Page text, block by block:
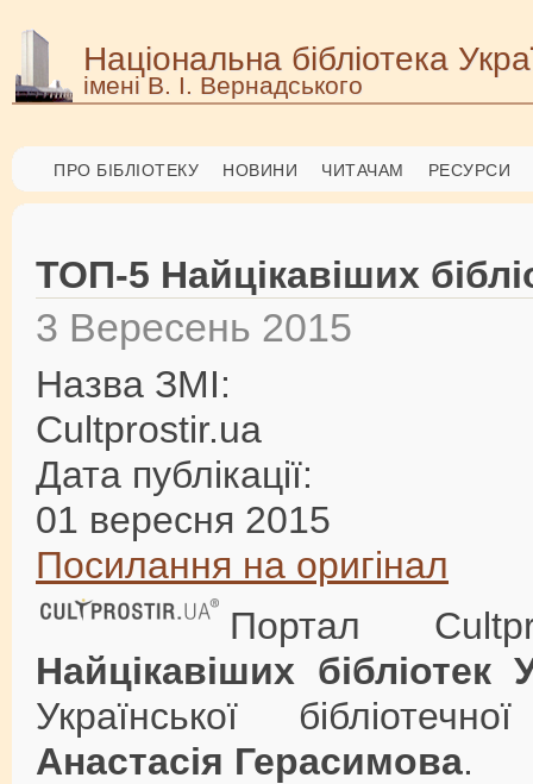
Національна бібліотека
імені В. І. Вернадського
ПРО БІБЛІОТЕКУ НОВИНИ ЧИТАЧАМ РЕСУРСИ
ТОП-5 Найцікавіших
3 Вересень 2015
Назва ЗМІ:
Cultprostir.ua
Дата публікації:
01 вересня 2015
Посилання на оригінал
Портал
Найцікавіших бібліотек
Української
Анастасія Герасимова.